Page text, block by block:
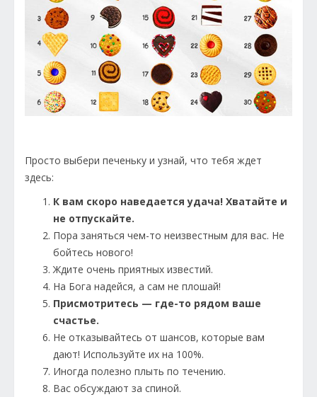
Просто выбери печеньку и узнай, что тебя ждет
здесь:
К вам скоро наведается удача! Хватайте и
не отпускайте.
Пора заняться чем-то неизвестным для вас. Не
бойтесь нового!
Ждите очень приятных известий.
На Бога надейся, а сам не плошай!
Присмотритесь — где-то рядом ваше
счастье.
Не отказывайтесь от шансов, которые вам
дают! Используйте их на 100%.
Иногда полезно плыть по течению.
Вас обсуждают за спиной.